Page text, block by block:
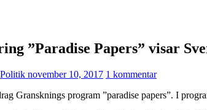
”Paradise Papers” visar
Politik november 10, 2017 1 kommentar
Gransknings program ”paradise papers”. I